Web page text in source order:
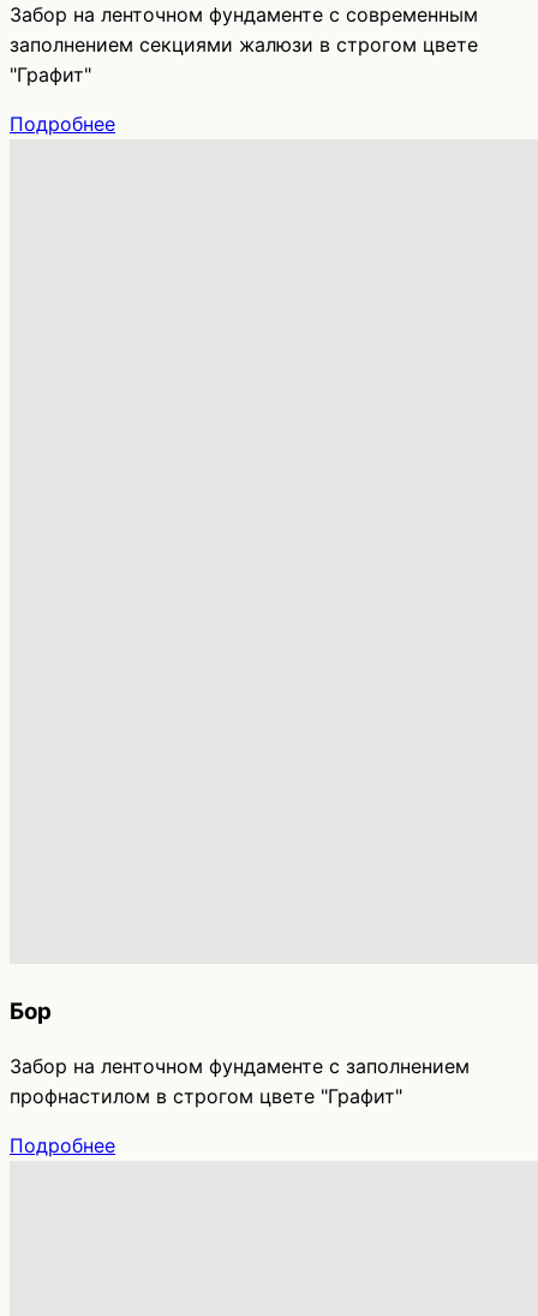
Забор на ленточном фундаменте с современным
заполнением секциями жалюзи в строгом цвете
"Графит"
Подробнее
Бор
Забор на ленточном фундаменте с заполнением
профнастилом в строгом цвете "Графит"
Подробнее